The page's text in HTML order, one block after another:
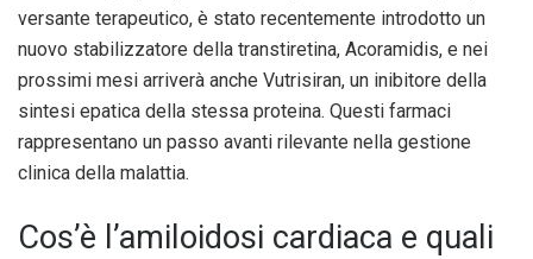
versante terapeutico, è stato recentemente introdotto un
nuovo stabilizzatore della transtiretina, Acoramidis, e nei
prossimi mesi arriverà anche Vutrisiran, un inibitore della
sintesi epatica della stessa proteina. Questi farmaci
rappresentano un passo avanti rilevante nella gestione
clinica della malattia.
Cos’è l’amiloidosi cardiaca e quali